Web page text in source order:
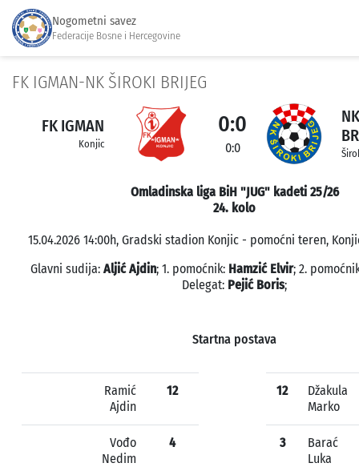
Nogometni savez
Federacije Bosne i Hercegovine
FK IGMAN-NK ŠIROKI BRIJEG
FK IGMAN
Konjic
0:0
0:0
Omladinska liga BiH "JUG" kadeti 25/26
24. kolo
15.04.2026 14:00h, Gradski stadion Konjic - pomoćni teren,
Glavni sudija: Aljić Ajdin; 1. pomoćnik: Hamzić Elvir; 2.
Delegat: Pejić Boris;
Startna postava
Ramić
Ajdin
12
Vođo
Nedim
4
12
Džakula
Marko
3
Barać
Luka